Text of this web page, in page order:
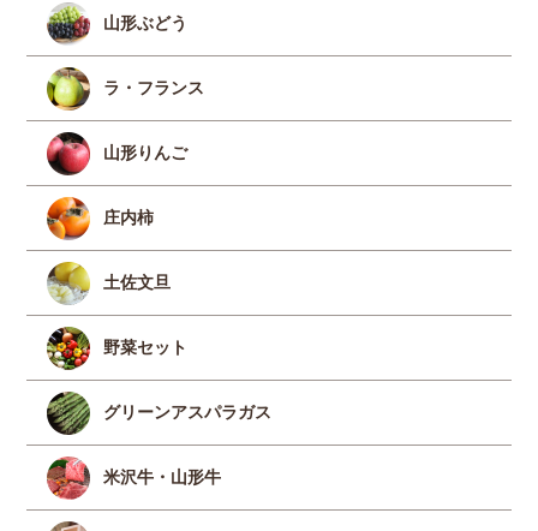
山形ぶどう
ラ・フランス
山形りんご
庄内柿
土佐文旦
野菜セット
グリーンアスパラガス
米沢牛・山形牛